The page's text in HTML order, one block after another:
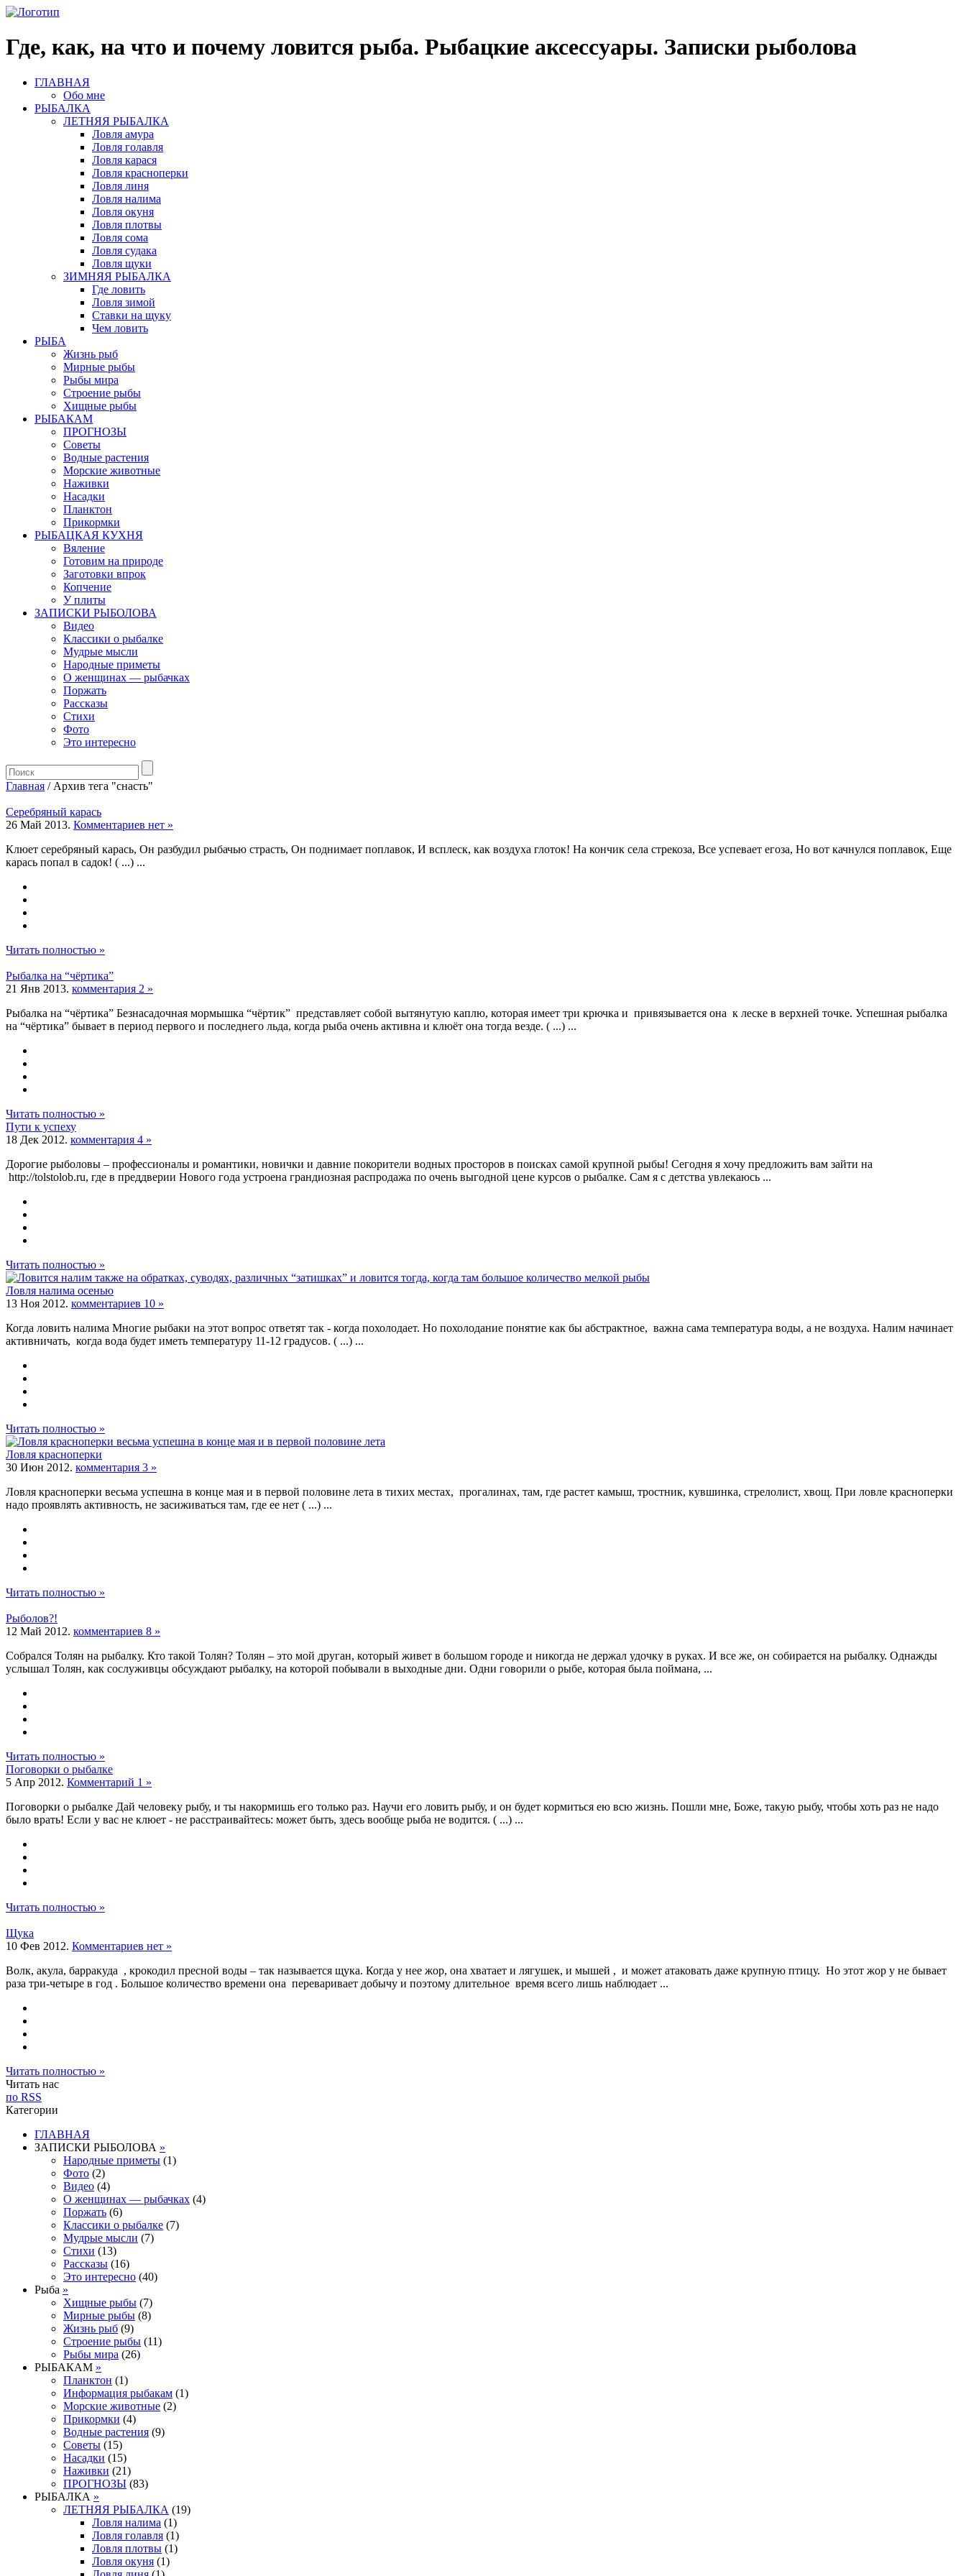
Где, как, на что и почему ловится рыба. Рыбацкие аксессуары. Записки рыболова
ГЛАВНАЯ
Обо мне
РЫБАЛКА
ЛЕТНЯЯ РЫБАЛКА
Ловля амура
Ловля голавля
Ловля карася
Ловля красноперки
Ловля линя
Ловля налима
Ловля окуня
Ловля плотвы
Ловля сома
Ловля судака
Ловля щуки
ЗИМНЯЯ РЫБАЛКА
Где ловить
Ловля зимой
Ставки на щуку
Чем ловить
РЫБА
Жизнь рыб
Мирные рыбы
Рыбы мира
Строение рыбы
Хищные рыбы
РЫБАКАМ
ПРОГНОЗЫ
Советы
Водные растения
Морские животные
Наживки
Насадки
Планктон
Прикормки
РЫБАЦКАЯ КУХНЯ
Вяление
Готовим на природе
Заготовки впрок
Копчение
У плиты
ЗАПИСКИ РЫБОЛОВА
Видео
Классики о рыбалке
Мудрые мысли
Народные приметы
О женщинах — рыбачках
Поржать
Рассказы
Стихи
Фото
Это интересно
Главная / Архив тега "снасть"
Серебряный карась
26 Май 2013. Комментариев нет »
Клюет серебряный карась, Он разбудил рыбачью страсть, Он поднимает поплавок, И всплеск, как воздуха глоток! На кончик села стрекоза, Все успевает егоза, Но вот качнулся поплавок, Еще
карась попал в садок! ( ...) ...
Читать полностью »
Рыбалка на “чёртика”
21 Янв 2013. комментария 2 »
Рыбалка на “чёртика” Безнасадочная мормышка “чёртик” представляет собой вытянутую каплю, которая имеет три крючка и привязывается она к леске в верхней точке. Успешная рыбалка
на “чёртика” бывает в период первого и последнего льда, когда рыба очень активна и клюёт она тогда везде. ( ...) ...
Читать полностью »
Пути к успеху
18 Дек 2012. комментария 4 »
Дорогие рыболовы – профессионалы и романтики, новички и давние покорители водных просторов в поисках самой крупной рыбы! Сегодня я хочу предложить вам зайти на
http://tolstolob.ru, где в преддверии Нового года устроена грандиозная распродажа по очень выгодной цене курсов о рыбалке. Сам я с детства увлекаюсь ...
Читать полностью »
Ловля налима осенью
13 Ноя 2012. комментариев 10 »
Когда ловить налима Многие рыбаки на этот вопрос ответят так - когда похолодает. Но похолодание понятие как бы абстрактное, важна сама температура воды, а не воздуха. Налим начинает
активничать, когда вода будет иметь температуру 11-12 градусов. ( ...) ...
Читать полностью »
Ловля красноперки
30 Июн 2012. комментария 3 »
Ловля красноперки весьма успешна в конце мая и в первой половине лета в тихих местах, прогалинах, там, где растет камыш, тростник, кувшинка, стрелолист, хвощ. При ловле красноперки
надо проявлять активность, не засиживаться там, где ее нет ( ...) ...
Читать полностью »
Рыболов?!
12 Май 2012. комментариев 8 »
Собрался Толян на рыбалку. Кто такой Толян? Толян – это мой друган, который живет в большом городе и никогда не держал удочку в руках. И все же, он собирается на рыбалку. Однажды
услышал Толян, как сослуживцы обсуждают рыбалку, на которой побывали в выходные дни. Одни говорили о рыбе, которая была поймана, ...
Читать полностью »
Поговорки о рыбалке
5 Апр 2012. Комментарий 1 »
Поговорки о рыбалке Дай человеку рыбу, и ты накормишь его только раз. Научи его ловить рыбу, и он будет кормиться ею всю жизнь. Пошли мне, Боже, такую рыбу, чтобы хоть раз не надо
было врать! Если у вас не клюет - не расстраивайтесь: может быть, здесь вообще рыба не водится. ( ...) ...
Читать полностью »
Щука
10 Фев 2012. Комментариев нет »
Волк, акула, барракуда , крокодил пресной воды – так называется щука. Когда у нее жор, она хватает и лягушек, и мышей , и может атаковать даже крупную птицу. Но этот жор у не бывает
раза три-четыре в год . Большое количество времени она переваривает добычу и поэтому длительное время всего лишь наблюдает ...
Читать полностью »
Читать нас
по RSS
Категории
ГЛАВНАЯ
ЗАПИСКИ РЫБОЛОВА »
Народные приметы (1)
Фото (2)
Видео (4)
О женщинах — рыбачках (4)
Поржать (6)
Классики о рыбалке (7)
Мудрые мысли (7)
Стихи (13)
Рассказы (16)
Это интересно (40)
Рыба »
Хищные рыбы (7)
Мирные рыбы (8)
Жизнь рыб (9)
Строение рыбы (11)
Рыбы мира (26)
РЫБАКАМ »
Планктон (1)
Информация рыбакам (1)
Морские животные (2)
Прикормки (4)
Водные растения (9)
Советы (15)
Насадки (15)
Наживки (21)
ПРОГНОЗЫ (83)
РЫБАЛКА »
ЛЕТНЯЯ РЫБАЛКА (19)
Ловля налима (1)
Ловля голавля (1)
Ловля плотвы (1)
Ловля окуня (1)